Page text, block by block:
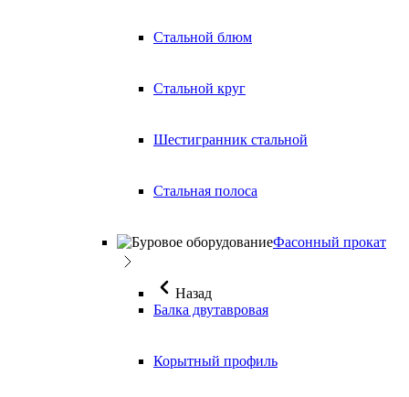
Стальной блюм
Стальной круг
Шестигранник стальной
Стальная полоса
Фасонный прокат
Назад
Балка двутавровая
Корытный профиль